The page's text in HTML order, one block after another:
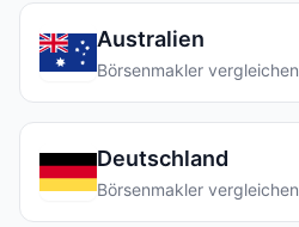
Australien
Börsenmakler vergleichen
Deutschland
Börsenmakler vergleichen